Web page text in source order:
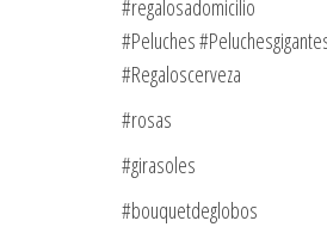
#regalosadomicilio
#Peluches
#Regaloscerveza
#rosas
#girasoles
#bouquetdeglobos